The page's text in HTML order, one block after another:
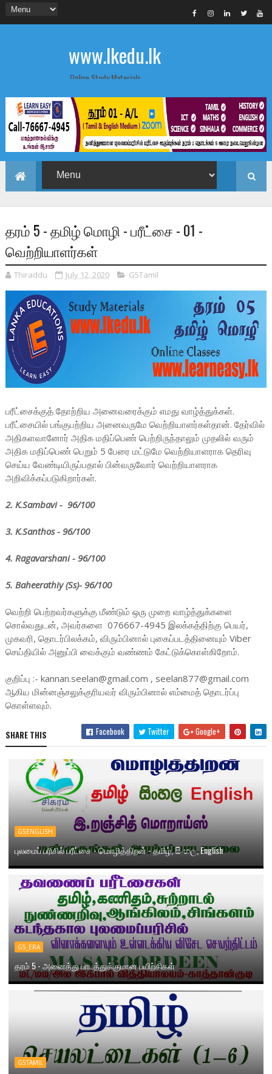
www.lkedu.lk
Online Study Materials
தரம் 5 - தமிழ் மொழி - பரீட்சை - 01 -
வெற்றியாளர்கள்
Thiraddu July 12, 2020 G5Tamil
பரீட்சைக்குத் தோற்றிய அனைவரைக்கும் எமது வாழ்த்துக்கள்.
பரீட்சையில் பங்குபற்றிய அனைவருமே வெற்றியாளர்கள்தான். தேர்வில்
அதிகளவானோர் அதிக மதிப்பெண் பெற்றிருந்தாலும் முதலில் வரும்
அதிக மதிப்பெண் பெறும் 5 பேரை மட்டுமே வெற்றியாளராக தெரிவு
செய்ய வேண்டியிருப்பதால் பின்வருவோர் வெற்றியாளராக
அறிவிக்கப்படுகிறார்கள்.
2. K.Sambavi - 96/100
3. K.Santhos - 96/100
4. Ragavarshani - 96/100
5. Baheerathiy (Ss)- 96/100
வெற்றி பெற்றவர்களுக்கு மீண்டும் ஒரு முறை வாழ்த்துக்களை
சொல்வதுடன், அவர்களை 076667-4945 இலக்கத்திற்கு பெயர்,
முகவரி, தொடர்பிலக்கம், விரும்பினால் புகைப்படத்தினையும் Viber
செய்தியில் அனுப்பி வைக்கும் வண்ணம் கேட்டுக்கொள்கிறோம்.
குறிப்பு :- kannan.seelan@gmail.com , seelan877@gmail.com
ஆகிய மின்னஞ்சலுக்குரியவர் விரும்பினால் எம்மைத் தொடர்ப்பு
கொள்ளவும்.
SHARE THIS Facebook Twitter Google+
G5ENGLISH
புலமைப் பரிசில் பரீட்சை - மொழித்திறன் - தமிழ், සිංහල, English
G5_ERA
தரம் 5 - அனைத்து பாடத்துக்குமான பயிற்சிகள்
G5TAMIL